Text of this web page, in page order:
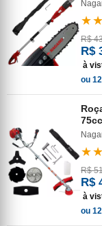
R$
R$
à
ou
R$
R$
à
ou